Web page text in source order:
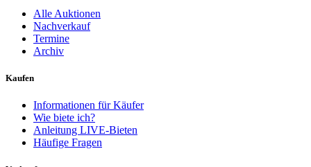
Alle Auktionen
Nachverkauf
Termine
Archiv
Kaufen
Informationen für Käufer
Wie biete ich?
Anleitung LIVE-Bieten
Häufige Fragen